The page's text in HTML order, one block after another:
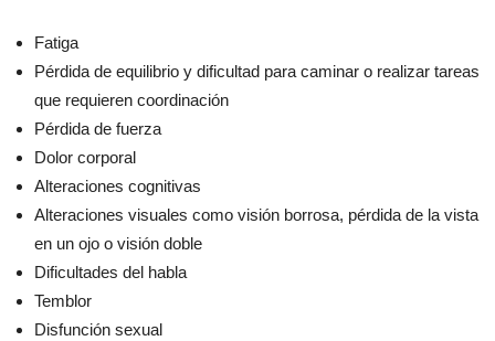
Fatiga
Pérdida de equilibrio y dificultad para caminar o realizar tareas
que requieren coordinación
Pérdida de fuerza
Dolor corporal
Alteraciones cognitivas
Alteraciones visuales como visión borrosa, pérdida de la vista
en un ojo o visión doble
Dificultades del habla
Temblor
Disfunción sexual